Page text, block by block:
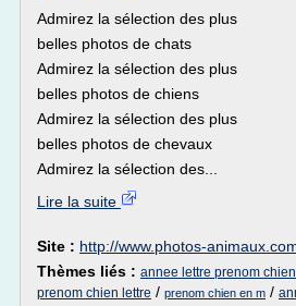
Admirez la sélection des plus
belles photos de chats
Admirez la sélection des plus
belles photos de chiens
Admirez la sélection des plus
belles photos de chevaux
Admirez la sélection des...
Lire la suite
Site : http://www.photos-
Thèmes liés : annee lettre prenom chien
prenom chien lettre / prenom chien en m /